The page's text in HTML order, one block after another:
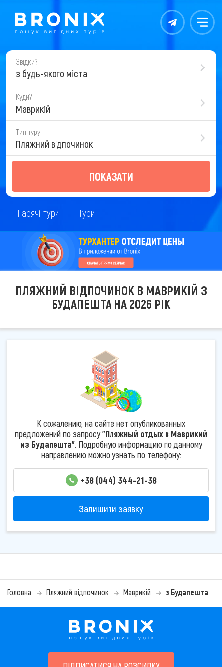
Контакты Меню
Звідки?
з будь-якого міста
Куди?
Маврикій
Тип туру
Пляжний відпочинок
ПОКАЗАТИ
Гарячі тури Тури
ПЛЯЖНИЙ ВІДПОЧИНОК В МАВРИКІЙ З
БУДАПЕШТА НА 2026 РІК
К сожалению, на сайте нет опубликованных
предложений по запросу"Пляжный отдых в Маврикий
из Будапешта". Подробную информацию по данному
направлению можно узнать по телефону:
+38 (044) 344-21-38
Залишити заявку
Головна Пляжний відпочинок Маврикій з Будапешта